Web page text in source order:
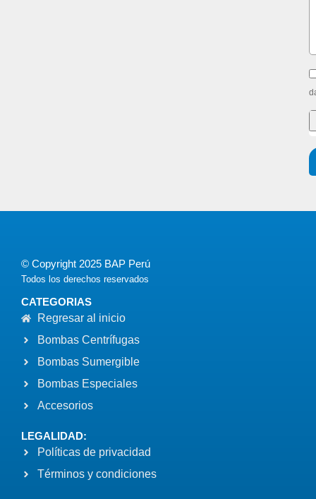
© Copyright 2025 BAP Perú
Todos los derechos reservados
CATEGORIAS
Regresar al inicio
Bombas Centrífugas
Bombas Sumergible
Bombas Especiales
Accesorios
LEGALIDAD:
Políticas de privacidad
Términos y condiciones